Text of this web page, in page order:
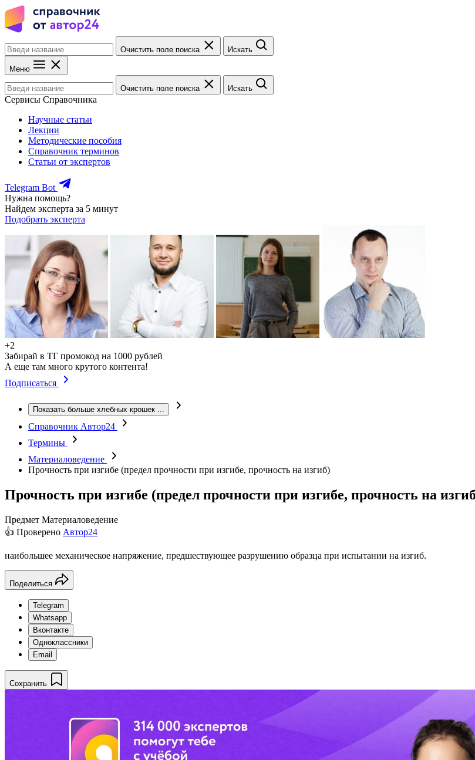
Очистить поле поиска Искать
Меню
Очистить поле поиска Искать
Сервисы Справочника
Научные статьи
Лекции
Методические пособия
Справочник терминов
Статьи от экспертов
Telegram Bot
Нужна помощь?
Найдем эксперта за 5 минут
Подобрать эксперта
+2
Забирай в ТГ промокод на 1000 рублей
А еще там много крутого контента!
Подписаться
Показать больше хлебных крошек ...
Справочник Автор24
Термины
Материаловедение
Прочность при изгибе (предел прочности при изгибе, прочность на изгиб)
Прочность при изгибе (предел прочности при изгибе, прочность на
Предмет Материаловедение
👍 Проверено Автор24
наибольшее механическое напряжение, предшествующее разрушению образца при испытании на изгиб.
Поделиться
Telegram
Whatsapp
Вконтакте
Одноклассники
Email
Сохранить